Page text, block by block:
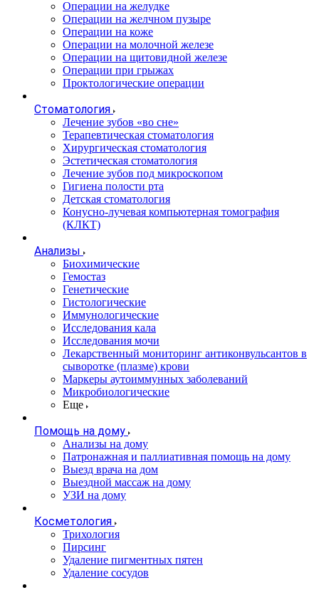
Операции на желудке
Операции на желчном пузыре
Операции на коже
Операции на молочной железе
Операции на щитовидной железе
Операции при грыжах
Проктологические операции
Стоматология
Лечение зубов «во сне»
Терапевтическая стоматология
Хирургическая стоматология
Эстетическая стоматология
Лечение зубов под микроскопом
Гигиена полости рта
Детская стоматология
Конусно-лучевая компьютерная томография
(КЛКТ)
Анализы
Биохимические
Гемостаз
Генетические
Гистологические
Иммунологические
Исследования кала
Исследования мочи
Лекарственный мониторинг антиконвульсантов в
сыворотке (плазме) крови
Маркеры аутоиммунных заболеваний
Микробиологические
Еще
Помощь на дому
Анализы на дому
Патронажная и паллиативная помощь на дому
Выезд врача на дом
Выездной массаж на дому
УЗИ на дому
Косметология
Трихология
Пирсинг
Удаление пигментных пятен
Удаление сосудов